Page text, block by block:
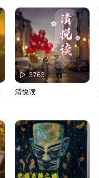
3763
清悦读